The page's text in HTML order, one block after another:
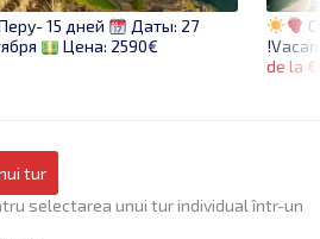
de la €
15 дней
Даты: 27
Цена: 2590€
tur
selectarea unui tur individual într-un